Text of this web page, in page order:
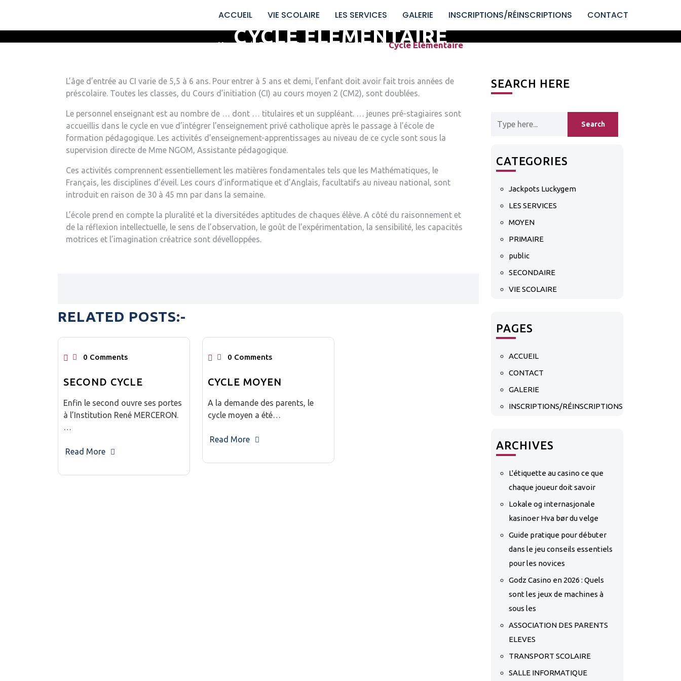
ACCUEIL VIE SCOLAIRE LES SERVICES GALERIE INSCRIPTIONS/RÉINSCRIPTIONS CONTACT
CYCLE ELÉMENTAIRE
Home / PRIMAIRE , VIE SCOLAIRE / Cycle Elémentaire
L’âge d’entrée au CI varie de 5,5 à 6 ans. Pour entrer à 5 ans et demi, l’enfant doit avoir fait trois années de
préscolaire. Toutes les classes, du Cours d’initiation (CI) au cours moyen 2 (CM2), sont doublées.
Le personnel enseignant est au nombre de … dont … titulaires et un suppléant. … jeunes pré-stagiaires sont
accueillis dans le cycle en vue d’intégrer l’enseignement privé catholique après le passage à l’école de
formation pédagogique. Les activités d’enseignement-apprentissages au niveau de ce cycle sont sous la
supervision directe de Mme NGOM, Assistante pédagogique.
Ces activités comprennent essentiellement les matières fondamentales tels que les Mathématiques, le
Français, les disciplines d’éveil. Les cours d’informatique et d’Anglais, facultatifs au niveau national, sont
introduit en raison de 30 à 45 mn par dans la semaine.
L’école prend en compte la pluralité et la diversitédes aptitudes de chaques élève. A côté du raisonnement et
de la réflexion intellectuelle, le sens de l’observation, le goût de l’expérimentation, la sensibilité, les capacités
motrices et l’imagination créatrice sont dévelloppées.
RELATED POSTS:-
0 Comments
SECOND CYCLE
Enfin le second ouvre ses portes
à l’Institution René MERCERON.
…
Read More
0 Comments
CYCLE MOYEN
A la demande des parents, le
cycle moyen a été…
Read More
SEARCH HERE
CATEGORIES
Jackpots Luckygem
LES SERVICES
MOYEN
PRIMAIRE
public
SECONDAIRE
VIE SCOLAIRE
PAGES
ACCUEIL
CONTACT
GALERIE
INSCRIPTIONS/RÉINSCRIPTIONS
ARCHIVES
L'étiquette au casino ce que
chaque joueur doit savoir
Lokale og internasjonale
kasinoer Hva bør du velge
Guide pratique pour débuter
dans le jeu conseils essentiels
pour les novices
Godz Casino en 2026 : Quels
sont les jeux de machines à
sous les
ASSOCIATION DES PARENTS
ELEVES
TRANSPORT SCOLAIRE
SALLE INFORMATIQUE